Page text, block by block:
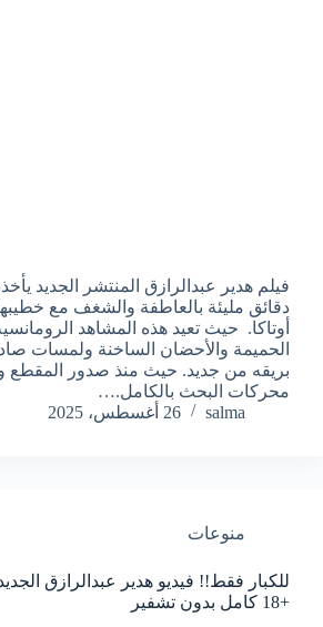
دقائق مليئة بالعاطفة والشغف مع
أوتاكا. حيث تعيد هذه المشاهد
الحميمة والأحضان الساخنة ولمسات
بريقه من جديد. حيث منذ صدور المقطع
محركات البحث بالكامل.…
salma
26 أغسطس، 2025
منوعات
للكبار فقط!! فيديو هدير عبدالرازق
+18 كامل بدون تشفير